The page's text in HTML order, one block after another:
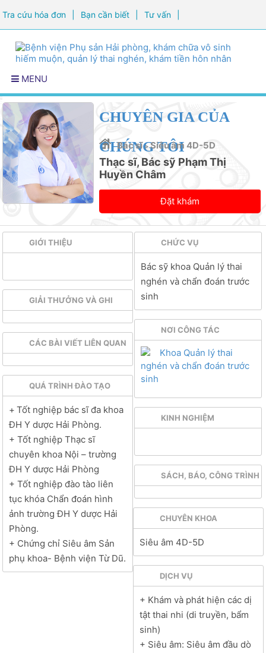
Tra cứu hóa đơn Bạn cần biết Tư vấn
Đăng ký khám sức khỏe
MENU
CHUYÊN GIA CỦA
CHÚNG TÔI
Bác sĩ>Siêu âm 4D-5D
Thạc sĩ, Bác sỹ Phạm Thị
Huyền Châm
Đặt khám
GIỚI THIỆU
GIẢI THƯỞNG VÀ GHI
NHẬN
CÁC BÀI VIẾT LIÊN QUAN
QUÁ TRÌNH ĐÀO TẠO
+ Tốt nghiệp bác sĩ đa khoa
ĐH Y dược Hải Phòng.
+ Tốt nghiệp Thạc sĩ
chuyên khoa Nội – trường
ĐH Y dược Hải Phòng
+ Tốt nghiệp đào tào liên
tục khóa Chẩn đoán hình
ảnh trường ĐH Y dược Hải
Phòng.
+ Chứng chỉ Siêu âm Sản
phụ khoa- Bệnh viện Từ Dũ.
CHỨC VỤ
Bác sỹ khoa Quản lý thai
nghén và chẩn đoán trước
sinh
NƠI CÔNG TÁC
Khoa Quản lý thai
nghén và chẩn đoán trước
sinh
KINH NGHIỆM
SÁCH, BÁO, CÔNG TRÌNH
NGHIÊN CỨU
CHUYÊN KHOA
Siêu âm 4D-5D
DỊCH VỤ
+ Khám và phát hiện các dị
tật thai nhi (di truyền, bẩm
sinh)
+ Siêu âm: Siêu âm đầu dò